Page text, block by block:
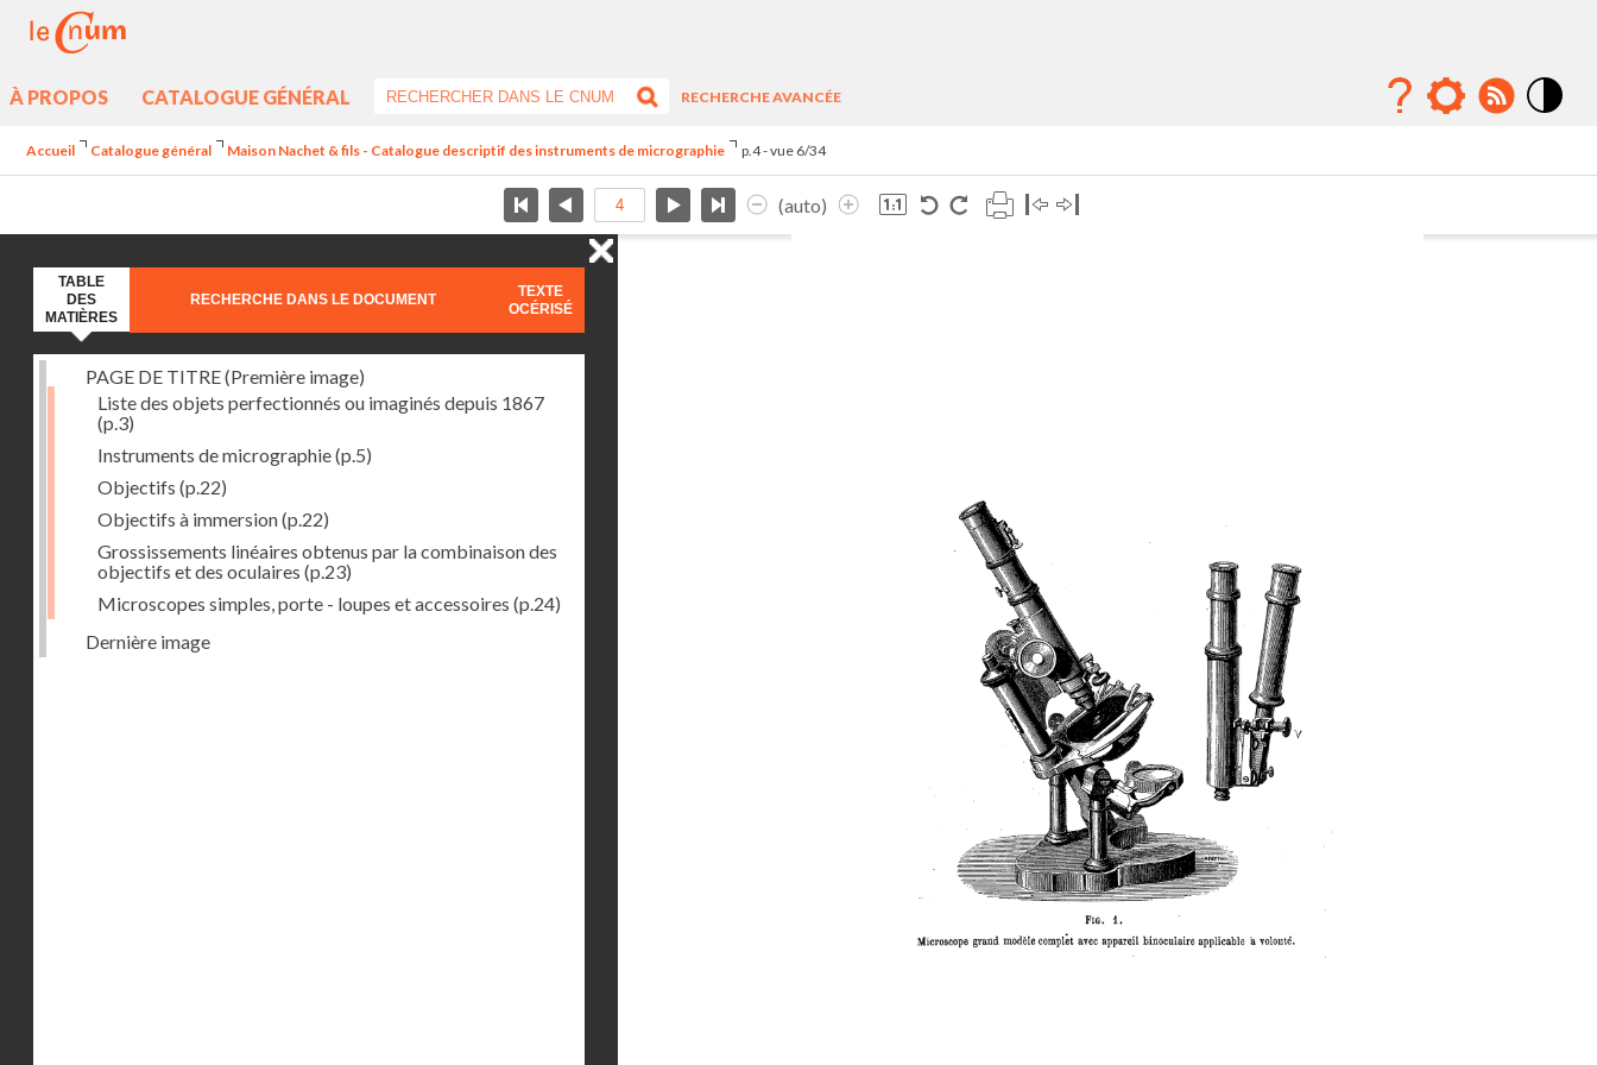
À PROPOS CATALOGUE GÉNÉRAL
RECHERCHE AVANCÉE
Accueil Catalogue général Maison Nachet & fils - Catalogue descriptif des instruments de micrographie p.4 - vue 6/34
(auto)
TABLE
DES
MATIÈRES
RECHERCHE DANS LE DOCUMENT
TEXTE
OCÉRISÉ
PAGE DE TITRE (Première image)
Liste des objets perfectionnés ou imaginés depuis 1867
(p.3)
Instruments de micrographie(p.5)
Objectifs (p.22)
Objectifs à immersion(p.22)
Grossissements linéaires obtenus par la combinaison des
objectifs et des oculaires (p.23)
Microscopes simples, porte - loupes et accessoires (p.24)
Dernière image